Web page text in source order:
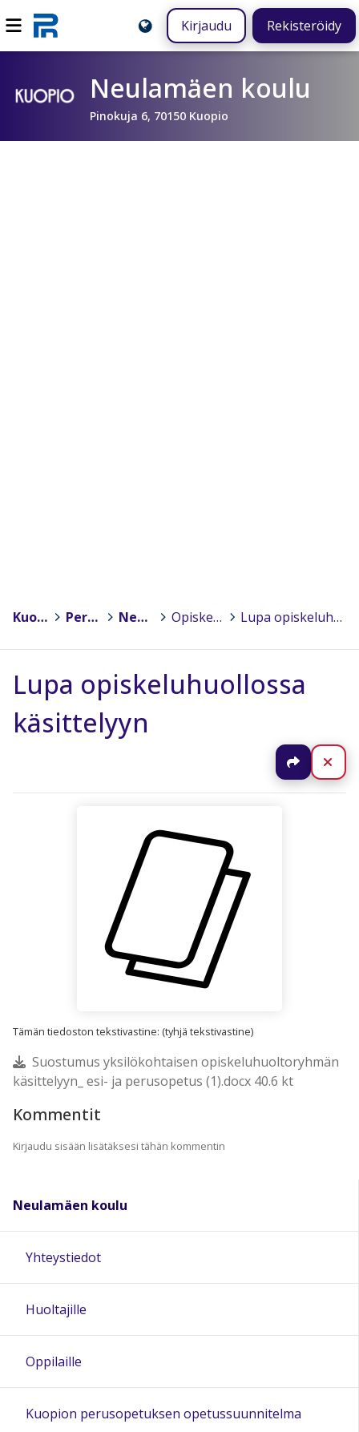
Kirjaudu Rekisteröidy
Neulamäen koulu
Pinokuja 6, 70150 Kuopio
Kuopio Peruskoulut Neulamäen koulu Opiskeluhuolto - koulun opiskeluhuoltosuunnitelma > Lupa opiskeluhuollossa käsittelyyn
Lupa opiskeluhuollossa
käsittelyyn
Jaa
Tämän tiedoston tekstivastine: (tyhjä tekstivastine)
Suostumus yksilökohtaisen opiskeluhuoltoryhmän
käsittelyyn_ esi- ja perusopetus (1).docx 40.6 kt
Kommentit
Kirjaudu sisään lisätäksesi tähän kommentin
Neulamäen koulu
Yhteystiedot
Huoltajille
Oppilaille
Kuopion perusopetuksen opetussuunnitelma